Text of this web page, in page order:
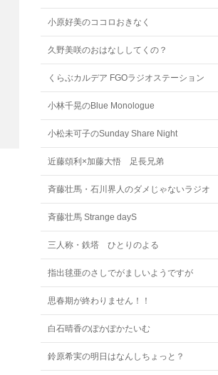
小原好美のココロおきなく
久野美咲のおはなししてくの？
くらぶカルデア FGOラジオステーション
小林千晃のBlue Monologue
小松未可子のSunday Share Night
近藤頌利×加藤大悟 足長兄弟
斉藤壮馬・石川界人のダメじゃないラジオ
斉藤壮馬 Strange dayS
三人称・鉄塔 ひとりのよる
指出毬亜のさしでがましいようですが
思春期が終わりません！！
白石晴香のぽかぽかたいむ
鈴原希実の明日はなんしちょっと？